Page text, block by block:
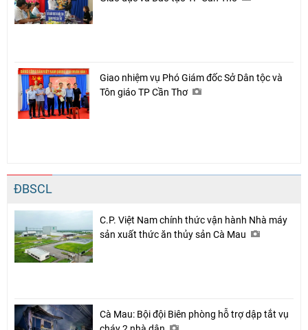
Giao nhiệm vụ Phó Giám đốc Sở Dân tộc và
Tôn giáo TP Cần Thơ
ĐBSCL
C.P. Việt Nam chính thức vận hành Nhà máy
sản xuất thức ăn thủy sản Cà Mau
Cà Mau: Bội đội Biên phòng hỗ trợ dập tắt vụ